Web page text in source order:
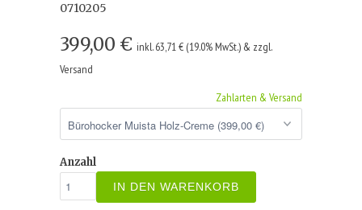
0710205
399,00 € inkl. 63,71 € (19.0% MwSt.) & zzgl.
Versand
Zahlarten & Versand
Anzahl
IN DEN WARENKORB